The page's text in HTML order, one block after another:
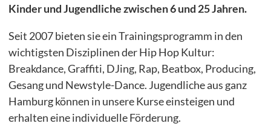
Stadtteilmütter
Fußball trifft Kultur
Schulgeschwister Hansa Gymnasium
Weitere
Umweltbildungsprojekte
Kinder und Jugendliche zwischen 6 und 25 Jahren.
Seit 2007 bieten sie ein Trainingsprogramm in den
wichtigsten Disziplinen der Hip Hop Kultur:
Breakdance, Graffiti, DJing, Rap, Beatbox, Producing,
Gesang und Newstyle-Dance. Jugendliche aus ganz
Hamburg können in unsere Kurse einsteigen und
erhalten eine individuelle Förderung.